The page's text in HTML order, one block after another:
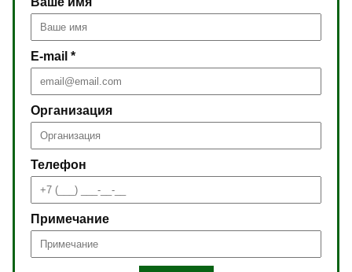
E-mail *
Организация
Телефон
Примечание